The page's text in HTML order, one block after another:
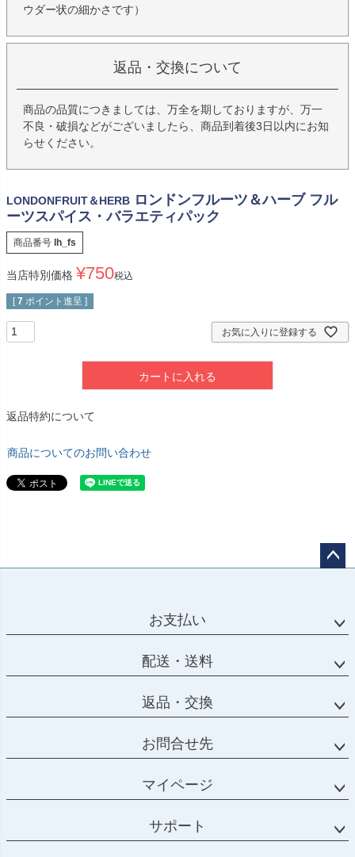
ウダー状の細かさです）
返品・交換について
商品の品質につきましては、万全を期しておりますが、万一
不良・破損などがございましたら、商品到着後3日以内にお知
らせください。
LONDONFRUIT＆HERB ロンドンフルーツ＆ハーブ フル
ーツスパイス・バラエティパック
商品番号 lh_fs
当店特別価格 ¥750税込
[ 7 ポイント進呈 ]
お気に入りに登録する
カートに入れる
返品特約について
商品についてのお問い合わせ
お支払い
配送・送料
返品・交換
お問合せ先
マイページ
サポート